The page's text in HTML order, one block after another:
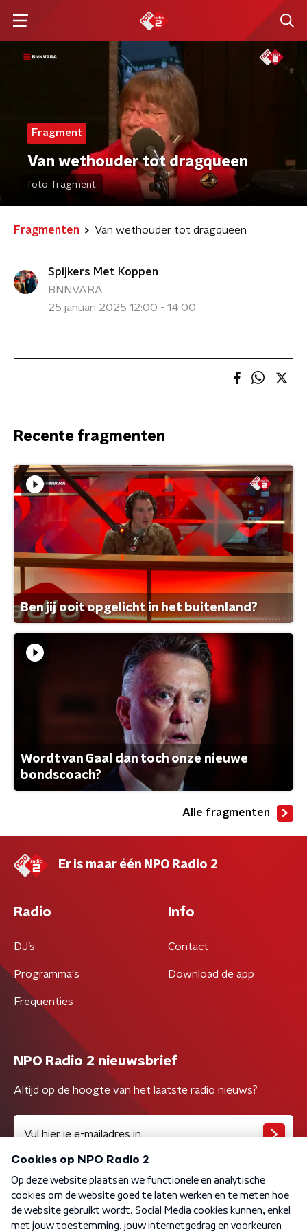
Fragment
Van wethouder tot dragqueen
foto: fragment
Fragmenten Van wethouder tot dragqueen
Spijkers Met Koppen
BNNVARA
25 januari 2025 12:00 - 14:00
Recente fragmenten
Ben jij ooit opgelicht in het buitenland?
Wordt van Gaal dan toch onze nieuwe
bondscoach?
Alle fragmenten
Er is maar één NPO Radio 2
Radio
DJ’s
Programma's
Frequenties
Info
Contact
Download de app
NPO Radio 2 nieuwsbrief
Altijd op de hoogte van het laatste radio nieuws?
Algemene voorwaarden